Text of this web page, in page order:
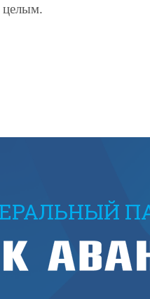
целым.